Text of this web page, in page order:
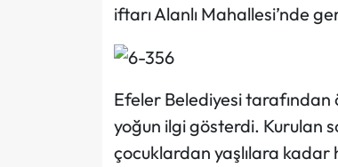
iftarı Alanlı Mahallesi’nde
Efeler Belediyesi
yoğun ilgi gösterdi. Kurulan
çocuklardan yaşlılara kadar